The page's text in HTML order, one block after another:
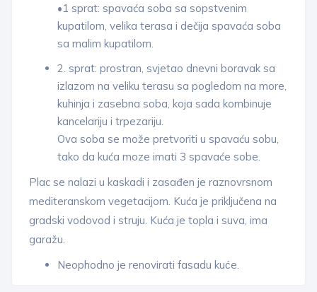
•1 sprat: spavaća soba sa sopstvenim
kupatilom, velika terasa i dečija spavaća soba
sa malim kupatilom.
2. sprat: prostran, svjetao dnevni boravak sa
izlazom na veliku terasu sa pogledom na more,
kuhinja i zasebna soba, koja sada kombinuje
kancelariju i trpezariju.
Ova soba se može pretvoriti u spavaću sobu,
tako da kuća moze imati 3 spavaće sobe.
Plac se nalazi u kaskadi i zasađen je raznovrsnom
mediteranskom vegetacijom. Kuća je priključena na
gradski vodovod i struju. Kuća je topla i suva, ima
garažu.
Neophodno je renovirati fasadu kuće.